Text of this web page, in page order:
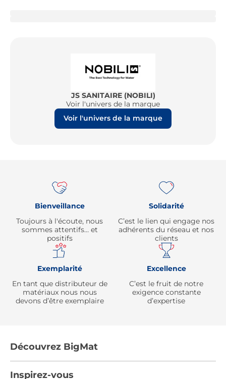
JS SANITAIRE (NOBILI)
Voir l'univers de la marque
Voir l'univers de la marque
Bienveillance
Toujours à l'écoute, nous
sommes attentifs… et
positifs
Solidarité
C’est le lien qui engage nos
adhérents du réseau et nos
clients
Exemplarité
En tant que distributeur de
matériaux nous nous
devons d’être exemplaire
Excellence
C’est le fruit de notre
exigence constante
d’expertise
Découvrez BigMat
Inspirez-vous